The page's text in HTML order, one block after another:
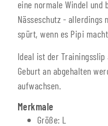
eine normale Windel und
Nässeschutz - allerdings
spürt, wenn es Pipi macht.
Ideal ist der
Geburt an abgehalten
aufwachsen.
Merkmale
Größe: L